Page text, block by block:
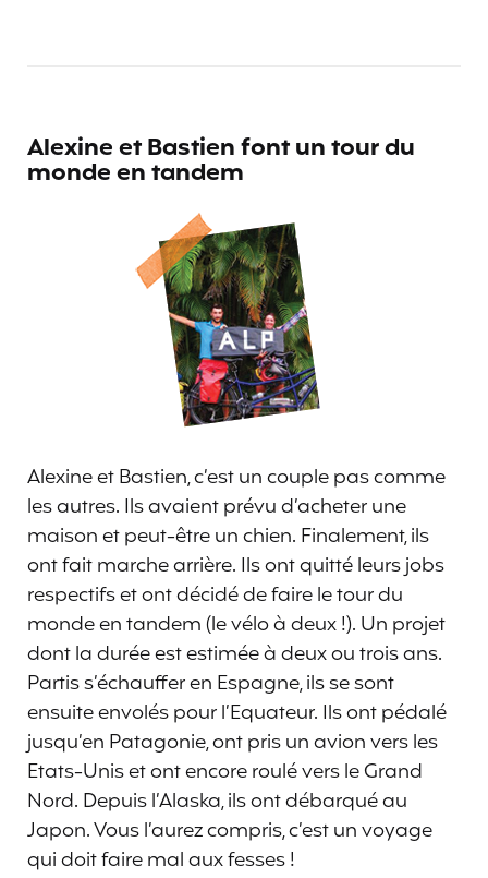
Alexine et Bastien font un tour du
monde en tandem
Alexine et Bastien, c’est un couple pas comme
les autres. Ils avaient prévu d’acheter une
maison et peut-être un chien. Finalement, ils
ont fait marche arrière. Ils ont quitté leurs jobs
respectifs et ont décidé de faire le tour du
monde en tandem (le vélo à deux !). Un projet
dont la durée est estimée à deux ou trois ans.
Partis s’échauffer en Espagne, ils se sont
ensuite envolés pour l’Equateur. Ils ont pédalé
jusqu’en Patagonie, ont pris un avion vers les
Etats-Unis et ont encore roulé vers le Grand
Nord. Depuis l’Alaska, ils ont débarqué au
Japon. Vous l’aurez compris, c’est un voyage
qui doit faire mal aux fesses !